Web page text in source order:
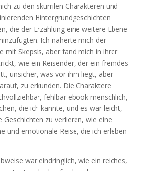
zu den skurrilen Charakteren und
Hintergrundgeschichten
die der Erzählung eine weitere Ebene
Ich näherte mich der
mit Skepsis, aber fand mich in ihrer
wie ein Reisender, der ein fremdes
unsicher, was vor ihm liegt, aber
zu erkunden. Die Charaktere
fehlbar ebook menschlich,
die ich kannte, und es war leicht,
Geschichten zu verlieren, wie eine
und emotionale Reise, die ich erleben
war eindringlich, wie ein reiches,